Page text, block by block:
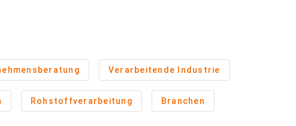
Verarbeitende Industrie
Rohstoffverarbeitung Branchen